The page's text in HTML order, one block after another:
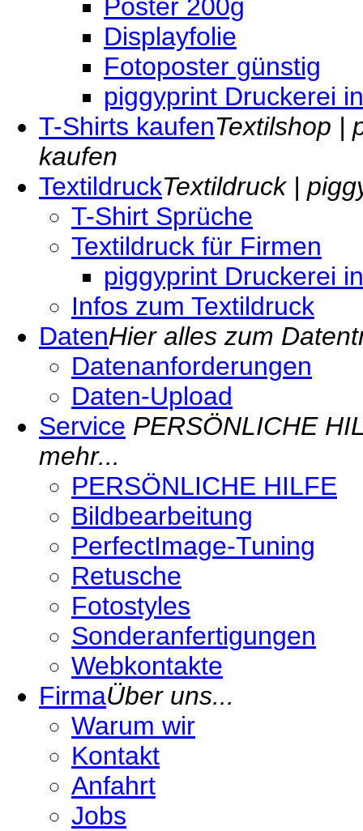
Poster 200g
Displayfolie
Fotoposter günstig
piggyprint Druckerei
T-Shirts kaufenTextilshop |
kaufen
TextildruckTextildruck |
T-Shirt Sprüche
Textildruck für Firmen
piggyprint Druckerei
Infos zum Textildruck
DatenHier alles zum
Datenanforderungen
Daten-Upload
Service PERSÖNLICHE
mehr...
PERSÖNLICHE HILFE
Bildbearbeitung
PerfectImage-Tuning
Retusche
Fotostyles
Sonderanfertigungen
Webkontakte
FirmaÜber uns...
Warum wir
Kontakt
Anfahrt
Jobs